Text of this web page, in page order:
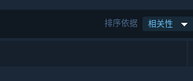
排序依据 相关性